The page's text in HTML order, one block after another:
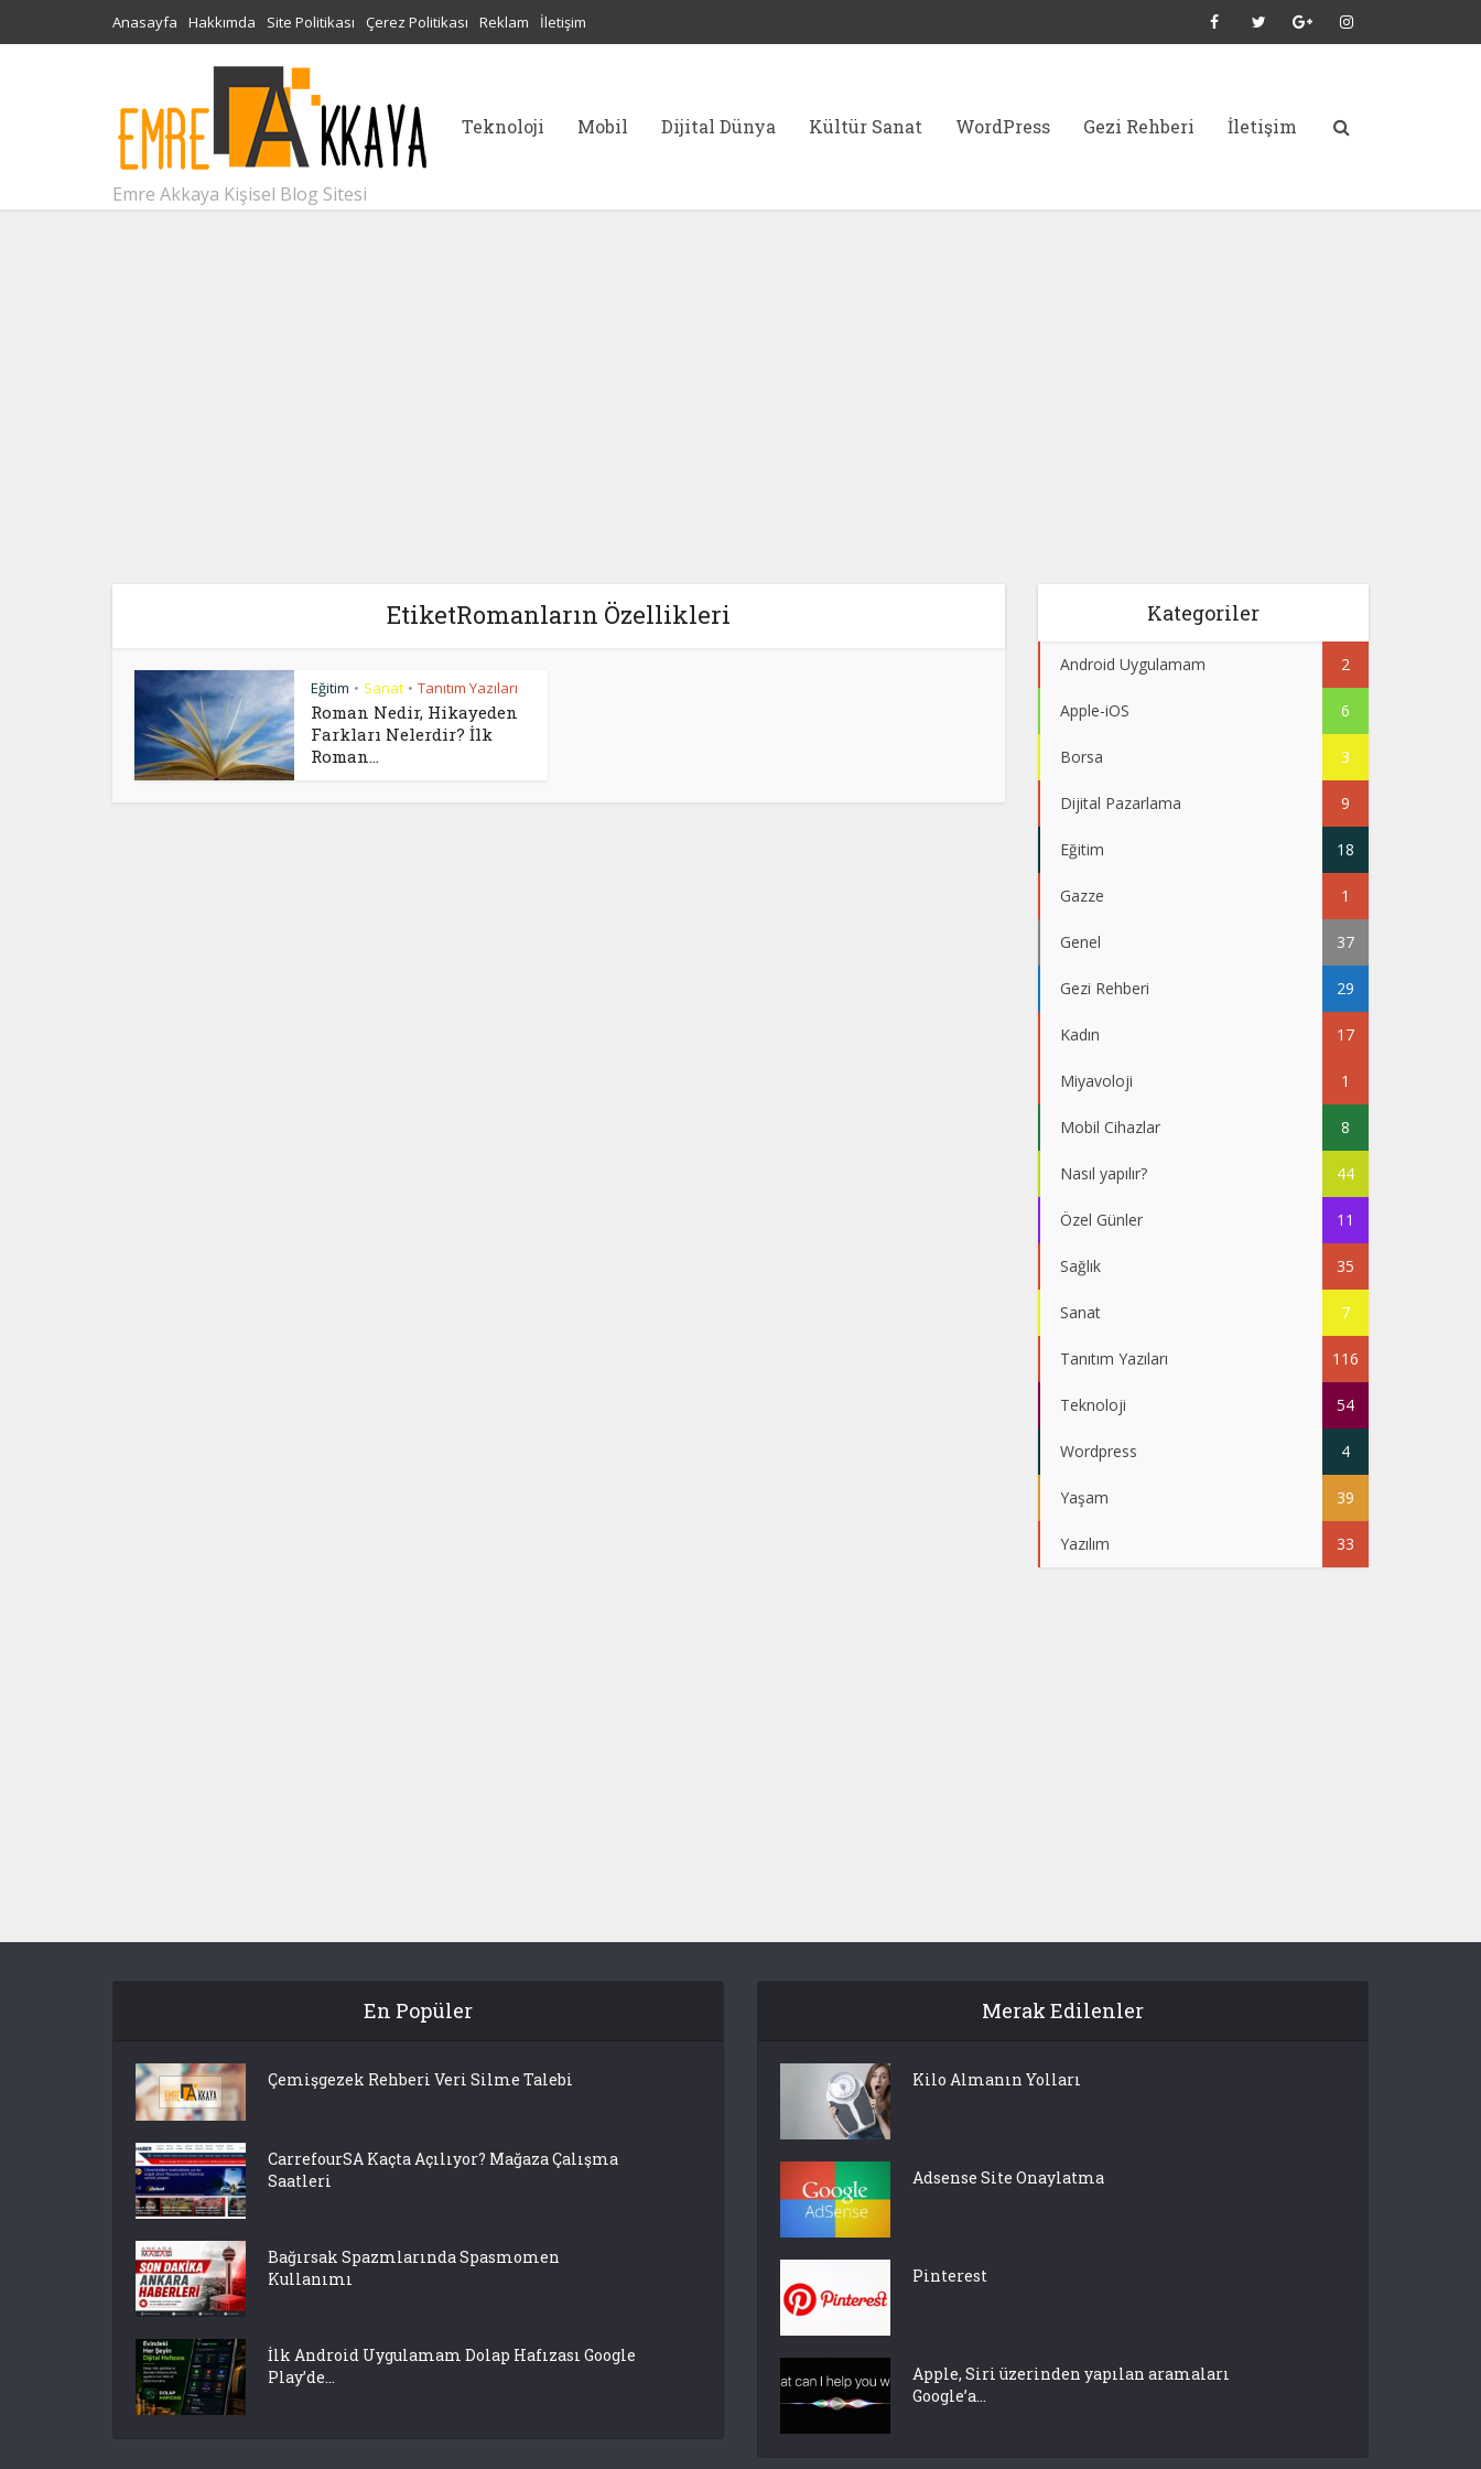
Anasayfa Hakkımda Site Politikası Çerez Politikası Reklam İletişim
Emre Akkaya Kişisel Blog Sitesi
Teknoloji Mobil Dijital Dünya Kültür Sanat WordPress Gezi Rehberi İletişim
EtiketRomanların Özellikleri
Eğitim • Sanat • Tanıtım Yazıları
Roman Nedir, Hikayeden
Farkları Nelerdir? İlk
Roman...
Kategoriler
Android Uygulamam 2
Apple-iOS 6
Borsa 3
Dijital Pazarlama 9
Eğitim 18
Gazze 1
Genel 37
Gezi Rehberi 29
Kadın 17
Miyavoloji 1
Mobil Cihazlar 8
Nasıl yapılır? 44
Özel Günler 11
Sağlık 35
Sanat 7
Tanıtım Yazıları 116
Teknoloji 54
Wordpress 4
Yaşam 39
Yazılım 33
En Popüler
Çemişgezek Rehberi Veri Silme Talebi
CarrefourSA Kaçta Açılıyor? Mağaza Çalışma
Saatleri
Bağırsak Spazmlarında Spasmomen
Kullanımı
İlk Android Uygulamam Dolap Hafızası Google
Play’de...
Merak Edilenler
Kilo Almanın Yolları
Adsense Site Onaylatma
Pinterest
Apple, Siri üzerinden yapılan aramaları
Google’a...